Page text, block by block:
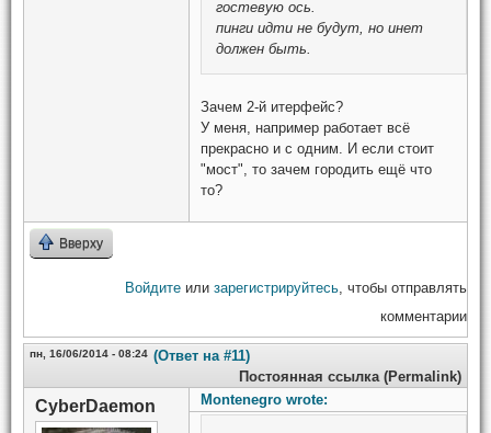
гостевую ось.
пинги идти не будут, но инет
должен быть.
Зачем 2-й итерфейс?
У меня, например работает всё
прекрасно и с одним. И если стоит
"мост", то зачем городить ещё что
то?
Вверху
Войдите или зарегистрируйтесь, чтобы отправлять
комментарии
пн, 16/06/2014 - 08:24 (Ответ на #11)
Постоянная ссылка (Permalink)
CyberDaemon Montenegro wrote: